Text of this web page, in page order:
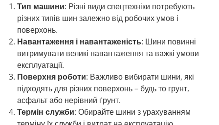
Тип машини: Різні види спецтехніки потребують
різних типів шин залежно від робочих умов і
поверхонь.
Навантаження і навантаженість: Шини повинні
витримувати великі навантаження та важкі умови
експлуатації.
Поверхня роботи: Важливо вибирати шини, які
підходять для різних поверхонь – будь то грунт,
асфальт або нерівний ґрунт.
Термін служби: Обирайте шини з урахуванням